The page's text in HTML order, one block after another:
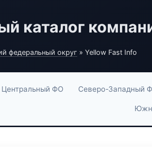
каталог
федеральный округ » Yellow Fast Info
Центральный ФО Северо-Западный